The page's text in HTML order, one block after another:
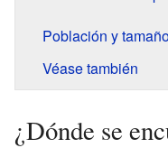
Población y
Véase también
¿Dónde se